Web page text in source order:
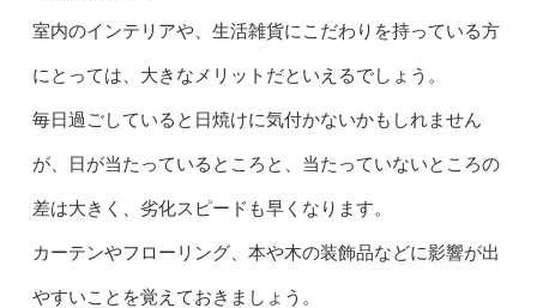
室内のインテリアや、生活雑貨にこだわりを持っている方
にとっては、大きなメリットだといえるでしょう。
毎日過ごしていると日焼けに気付かないかもしれません
が、日が当たっているところと、当たっていないところの
差は大きく、劣化スピードも早くなります。
カーテンやフローリング、本や木の装飾品などに影響が出
やすいことを覚えておきましょう。